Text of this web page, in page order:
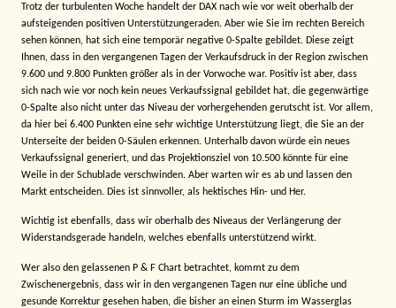
Trotz der turbulenten Woche handelt der DAX nach wie vor weit oberhalb der
aufsteigenden positiven Unterstützungeraden. Aber wie Sie im rechten Bereich
sehen können, hat sich eine temporär negative 0-Spalte gebildet. Diese zeigt
Ihnen, dass in den vergangenen Tagen der Verkaufsdruck in der Region zwischen
9.600 und 9.800 Punkten größer als in der Vorwoche war. Positiv ist aber, dass
sich nach wie vor noch kein neues Verkaufssignal gebildet hat, die gegenwärtige
0-Spalte also nicht unter das Niveau der vorhergehenden gerutscht ist. Vor allem,
da hier bei 6.400 Punkten eine sehr wichtige Unterstützung liegt, die Sie an der
Unterseite der beiden 0-Säulen erkennen. Unterhalb davon würde ein neues
Verkaufssignal generiert, und das Projektionsziel von 10.500 könnte für eine
Weile in der Schublade verschwinden. Aber warten wir es ab und lassen den
Markt entscheiden. Dies ist sinnvoller, als hektisches Hin- und Her.
Wichtig ist ebenfalls, dass wir oberhalb des Niveaus der Verlängerung der
Widerstandsgerade handeln, welches ebenfalls unterstützend wirkt.
Wer also den gelassenen P & F Chart betrachtet, kommt zu dem
Zwischenergebnis, dass wir in den vergangenen Tagen nur eine übliche und
gesunde Korrektur gesehen haben, die bisher an einen Sturm im Wasserglas